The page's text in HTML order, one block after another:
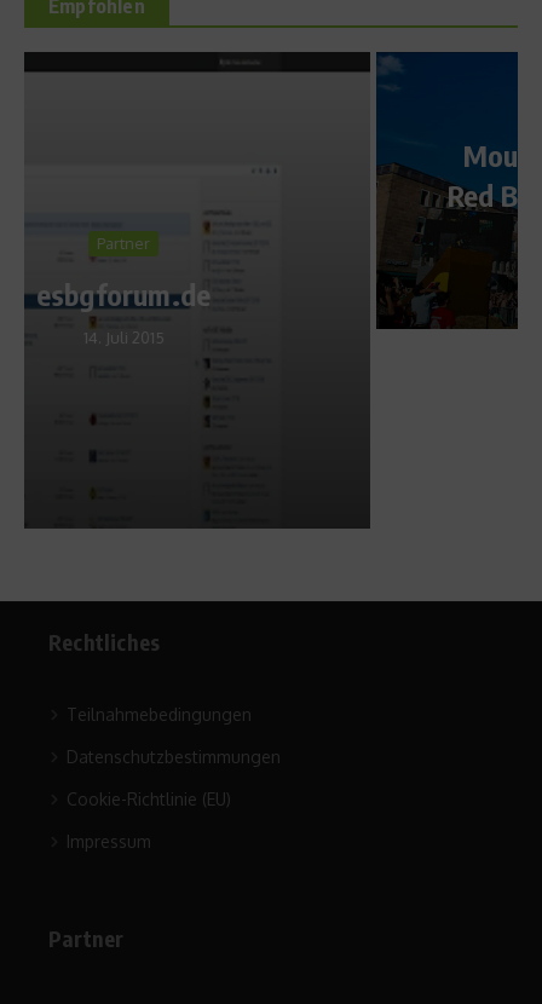
Empfohlen
Mountainbike: Video vom
Red Bull District Ride 2011 in
Rechtliches
Teilnahmebedingungen
Datenschutzbestimmungen
Cookie-Richtlinie (EU)
Impressum
Partner